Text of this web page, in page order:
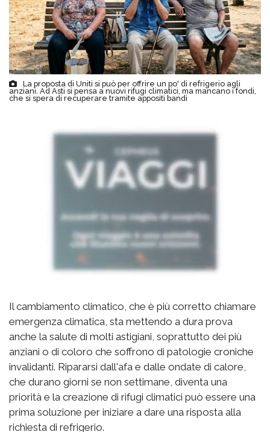
La proposta di Uniti si può per offrire un po' di refrigerio agli
anziani. Ad Asti si pensa a nuovi rifugi climatici, ma mancano i fondi,
che si spera di recuperare tramite appositi bandi
Il cambiamento climatico, che è più corretto chiamare
emergenza climatica, sta mettendo a dura prova
anche la salute di molti astigiani, soprattutto dei più
anziani o di coloro che soffrono di patologie croniche
invalidanti. Ripararsi dall'afa e dalle ondate di calore,
che durano giorni se non settimane, diventa una
priorità e la creazione di rifugi climatici può essere una
prima soluzione per iniziare a dare una risposta alla
richiesta di refrigerio.